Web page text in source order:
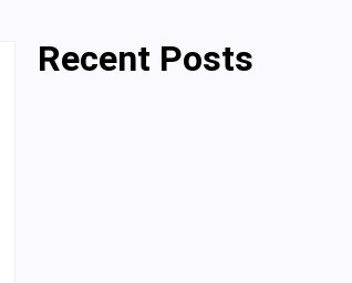
Recent Posts